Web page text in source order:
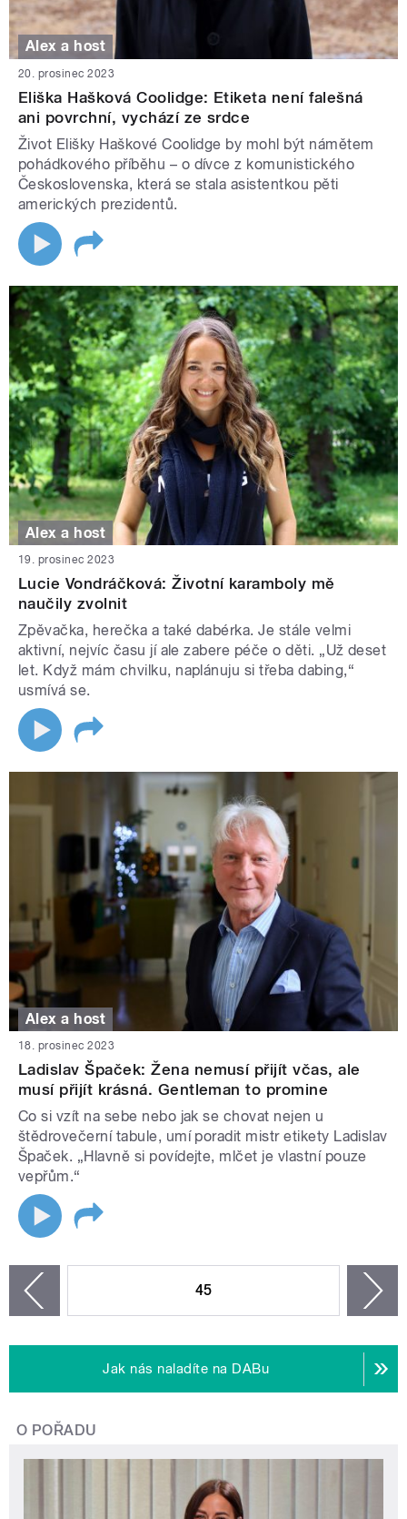
Alex a host
20. prosinec 2023
Eliška Hašková Coolidge: Etiketa není falešná
ani povrchní, vychází ze srdce
Život Elišky Haškové Coolidge by mohl být námětem
pohádkového příběhu – o dívce z komunistického
Československa, která se stala asistentkou pěti
amerických prezidentů.
Alex a host
19. prosinec 2023
Lucie Vondráčková: Životní karamboly mě
naučily zvolnit
Zpěvačka, herečka a také dabérka. Je stále velmi
aktivní, nejvíc času jí ale zabere péče o děti. „Už deset
let. Když mám chvilku, naplánuju si třeba dabing,“
usmívá se.
Alex a host
18. prosinec 2023
Ladislav Špaček: Žena nemusí přijít včas, ale
musí přijít krásná. Gentleman to promine
Co si vzít na sebe nebo jak se chovat nejen u
štědrovečerní tabule, umí poradit mistr etikety Ladislav
Špaček. „Hlavně si povídejte, mlčet je vlastní pouze
vepřům.“
45
Jak nás naladíte na DABu
O POŘADU